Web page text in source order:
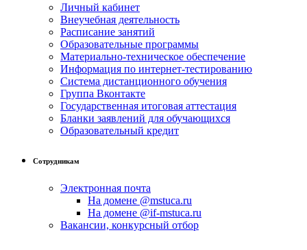
Личный кабинет
Внеучебная деятельность
Расписание занятий
Образовательные программы
Материально-техническое обеспечение
Информация по интернет-тестированию
Система дистанционного обучения
Группа Вконтакте
Государственная итоговая аттестация
Бланки заявлений для обучающихся
Образовательный кредит
Сотрудникам
Электронная почта
На домене @mstuca.ru
На домене @if-mstuca.ru
Вакансии, конкурсный отбор